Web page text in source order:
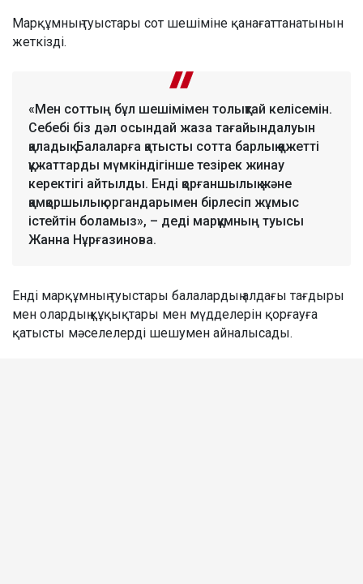
Марқұмның туыстары сот шешіміне қанағаттанатынын
жеткізді.
«Мен соттың бұл шешімімен толықтай келісемін.
Себебі біз дәл осындай жаза тағайындалуын
қаладық. Балаларға қатысты сотта барлық қажетті
құжаттарды мүмкіндігінше тезірек жинау
керектігі айтылды. Енді қорғаншылық және
қамқоршылық органдарымен бірлесіп жұмыс
істейтін боламыз», – деді марқұмның туысы
Жанна Нұрғазинова.
Енді марқұмның туыстары балалардың алдағы тағдыры
мен олардың құқықтары мен мүдделерін қорғауға
қатысты мәселелерді шешумен айналысады.